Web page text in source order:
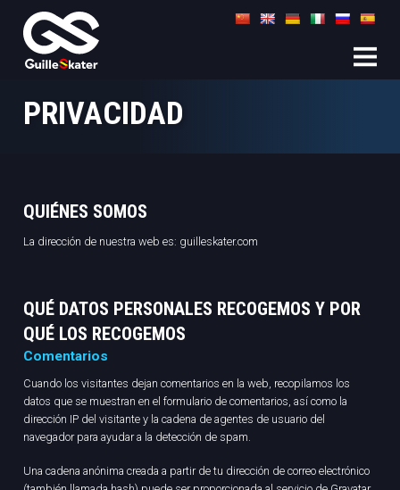
PRIVACIDAD
QUIÉNES SOMOS
La dirección de nuestra web es: guilleskater.com
QUÉ DATOS PERSONALES RECOGEMOS Y POR
QUÉ LOS RECOGEMOS
Comentarios
Cuando los visitantes dejan comentarios en la web, recopilamos los
datos que se muestran en el formulario de comentarios, así como la
dirección IP del visitante y la cadena de agentes de usuario del
navegador para ayudar a la detección de spam.
Una cadena anónima creada a partir de tu dirección de correo electrónico